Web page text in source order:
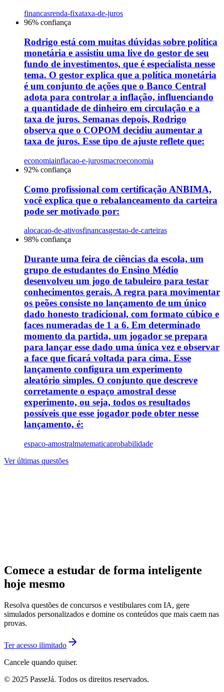
financasrenda-fixataxa-de-juros
96% confiança
Rodrigo está com muitas dúvidas sobre política
monetária e assistiu uma live do gestor de seu
fundo de investimentos, que é especialista nesse
tema. O gestor explica que a política monetária
é um conjunto de ações que o Banco Central
adota para controlar a inflação, influenciando
a quantidade de dinheiro em circulação e a
taxa de juros. Semanas depois, Rodrigo
observa que o COPOM decidiu aumentar a
taxa de juros. Esse tipo de ajuste reflete que:
economiainflacao-e-jurosmacroeconomia
92% confiança
Como profissional com certificação ANBIMA,
você explica que o rebalanceamento da carteira
pode ser motivado por:
alocacao-de-ativosfinancasgestao-de-carteiras
98% confiança
Durante uma feira de ciências da escola, um
grupo de estudantes do Ensino Médio
desenvolveu um jogo de tabuleiro para testar
conhecimentos gerais. A regra para movimentar
os peões consiste no lançamento de um único
dado honesto tradicional, com formato cúbico e
faces numeradas de 1 a 6. Em determinado
momento da partida, um jogador se prepara
para lançar esse dado uma única vez e observar
a face que ficará voltada para cima. Esse
lançamento configura um experimento
aleatório simples. O conjunto que descreve
corretamente o espaço amostral desse
experimento, ou seja, todos os resultados
possíveis que esse jogador pode obter nesse
lançamento, é:
espaco-amostralmatematicaprobabilidade
Ver últimas questões
Comece a estudar de forma inteligente
hoje mesmo
Resolva questões de concursos e vestibulares com IA, gere
simulados personalizados e domine os conteúdos que mais caem nas
provas.
Ter acesso ilimitado
Cancele quando quiser.
© 2025 PasseJá. Todos os direitos reservados.